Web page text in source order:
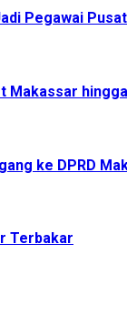
Pegawai Pusat
Makassar
ke DPRD
Terbakar